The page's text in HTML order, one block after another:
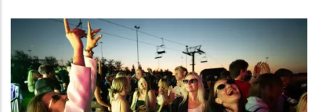
wyróżniające